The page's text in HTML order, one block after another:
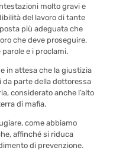
molto gravi e
del lavoro di tante
più adeguata che
che deve proseguire,
e i proclami.
in attesa che la giustizia
da parte della dottoressa
considerato anche l’alto
di mafia.
come abbiamo
affinché si riduca
di prevenzione.